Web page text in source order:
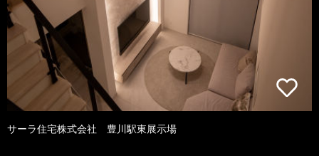
サーラ住宅株式会社 豊川駅東展示場